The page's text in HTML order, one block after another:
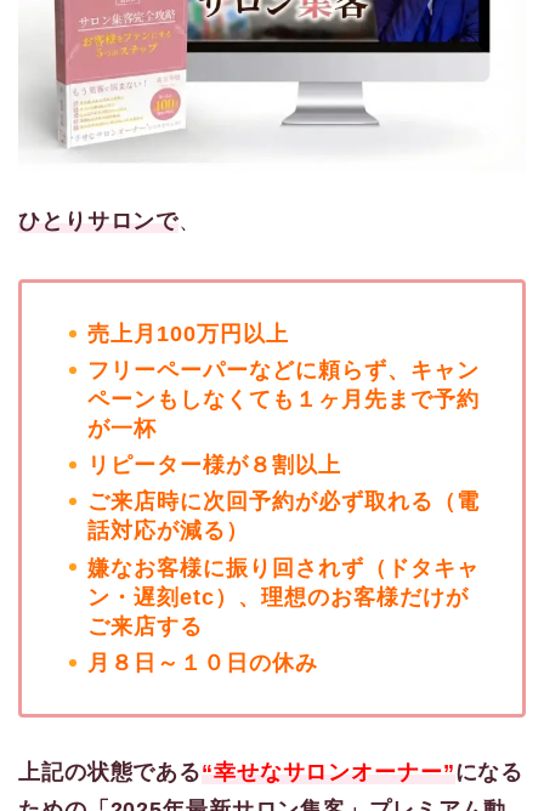
ひとりサロンで、
売上月100万円以上
フリーペーパーなどに頼らず、キャン
ペーンもしなくても１ヶ月先まで予約
が一杯
リピーター様が８割以上
ご来店時に次回予約が必ず取れる（電
話対応が減る）
嫌なお客様に振り回されず（ドタキャ
ン・遅刻etc）、理想のお客様だけが
ご来店する
月８日～１０日の休み
上記の状態である“幸せなサロンオーナー”になる